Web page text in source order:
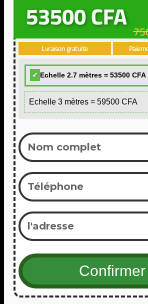
53500 CFA
Lvraison gratuite
Echelle 2.7 mètres = 53500 CFA
Echelle 3 mètres = 59500 CFA